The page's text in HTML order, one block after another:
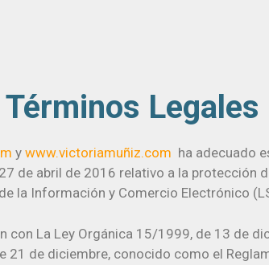
Términos Legales
y www.victoriamuñiz.com ha adecuado
de abril de 2016 relativo a la protección
la Información y Comercio Electrónico
La Ley Orgánica 15/1999, de 13 de
21 de diciembre, conocido como el